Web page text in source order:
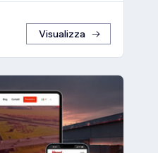
Visualizza